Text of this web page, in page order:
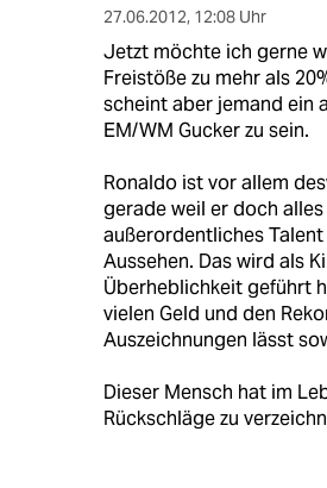
27.06.2012, 12:08 Uhr
Jetzt möchte ich gerne
Freistöße zu mehr als
scheint aber jemand ein
EM/WM Gucker zu sein.
Ronaldo ist vor allem
gerade weil er doch
außerordentliches
Aussehen. Das wird als
Überheblichkeit geführt
vielen Geld und den
Auszeichnungen lässt
Dieser Mensch hat im
Rückschläge zu